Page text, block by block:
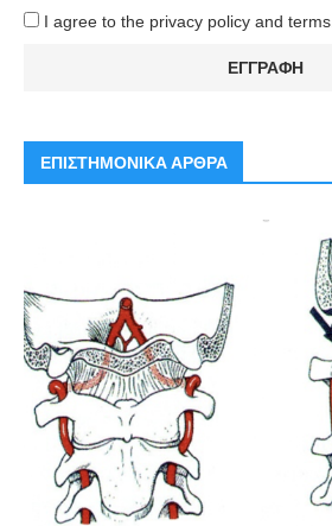
I agree to the privacy policy and terms.
ΕΠΙΣΤΗΜΟΝΙΚΑ ΑΡΘΡΑ